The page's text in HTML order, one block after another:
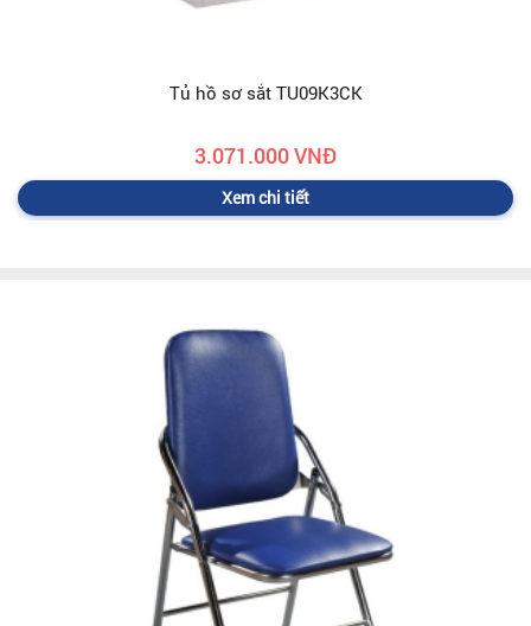
Tủ hồ sơ sắt TU09K3CK
3.071.000 VNĐ
Xem chi tiết